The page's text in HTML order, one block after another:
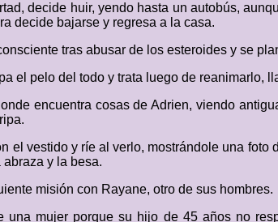
decide huir, yendo hasta un autobús,
decide bajarse y regresa a la casa.
tras abusar de los esteroides y se
el pelo del todo y trata luego de reanimarlo,
encuentra cosas de Adrien, viendo
el vestido y ríe al verlo, mostrándole una
y la besa.
misión con Rayane, otro de sus hombres.
una mujer porque su hijo de 45 años no